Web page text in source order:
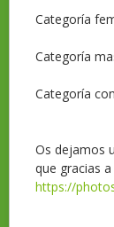
Categoría
Categoría
Categoría
Os dejamos
que gracias
https://